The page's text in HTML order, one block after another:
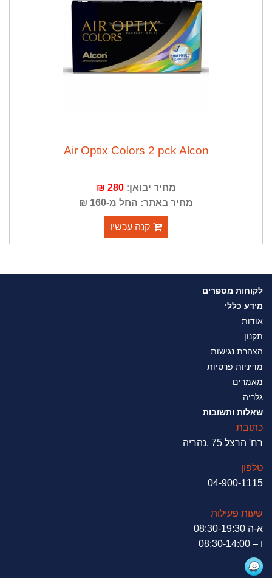
Air Optix Colors 2 pck Alcon
מחיר יבואן:280 ₪
מחיר באתר: החל מ-160 ₪
קנה עכשיו
לקוחות מספרים
מידע כללי
אודות
תקנון
הצהרת נגישות
מדיניות פרטיות
מאמרים
גלריה
שאלות ותשובות
כתובת
רח' הרצל 75 ,נהריה
טלפון
04-900-1115
שעות פעילות
א-ה 08:30-19:30
ו – 08:30-14:00